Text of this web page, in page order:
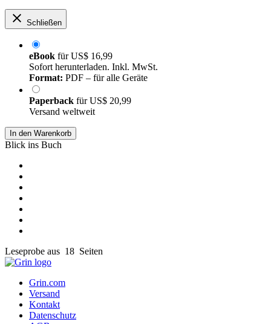
Schließen
eBook fürUS$ 16,99
Sofort herunterladen. Inkl. MwSt.
Format: PDF – für alle Geräte
Paperback fürUS$ 20,99
Versand weltweit
In den Warenkorb
Blick ins Buch
Leseprobe aus 18 Seiten
Grin.com
Versand
Kontakt
Datenschutz